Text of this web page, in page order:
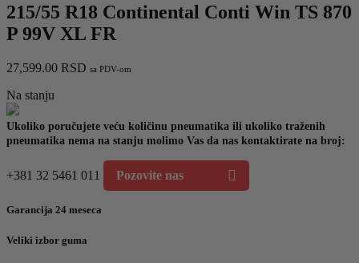
215/55 R18 Continental Conti Win TS 870
P 99V XL FR
27,599.00 RSD sa PDV-om
Na stanju
Ukoliko poručujete veću količinu pneumatika ili ukoliko traženih
pneumatika nema na stanju molimo Vas da nas kontaktirate na broj:
+381 32 5461 011 Pozovite nas
Garancija 24 meseca
Veliki izbor guma